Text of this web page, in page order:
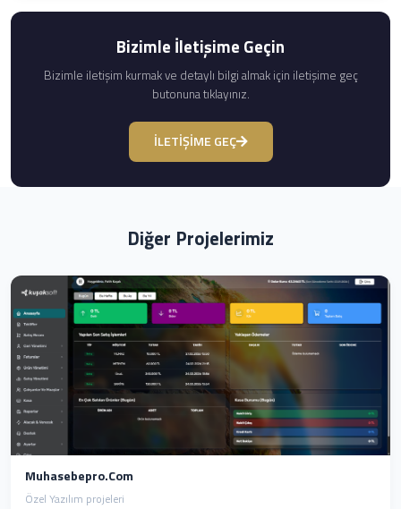
Bizimle İletişime Geçin
Bizimle iletişim kurmak ve detaylı bilgi almak için iletişime geç
butonuna tıklayınız.
İLETİŞİME GEÇ
Diğer Projelerimiz
Muhasebepro.com
Özel Yazılım projeleri